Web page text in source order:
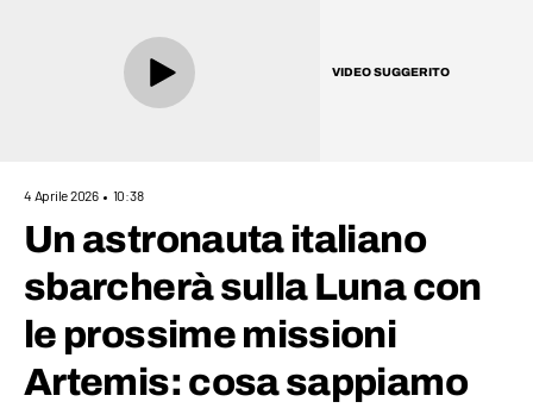
VIDEO SUGGERITO
4 Aprile 2026 10:38
Un astronauta italiano
sbarcherà sulla Luna con
le prossime missioni
Artemis: cosa sappiamo